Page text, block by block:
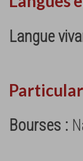
Langue
Bourses :